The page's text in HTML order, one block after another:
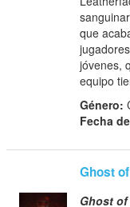
que
jóvenes,
equipo
Género:
Fecha
Ghost
Ghost